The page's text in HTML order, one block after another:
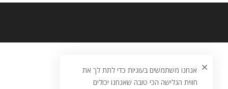
אנחנו משתמשים בעוגיות כדי לתת לך את
חווית הגלישה הכי טובה שאנחנו יכולים